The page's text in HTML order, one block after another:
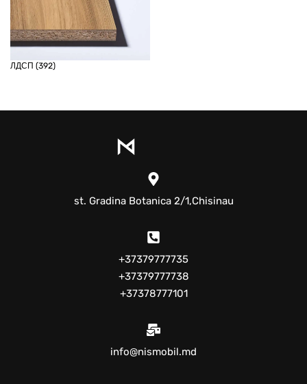
ЛДСП (392)
st. Gradina Botanica 2/1,Chisinau
+37379777735
+37379777738
+37378777101
info@nismobil.md